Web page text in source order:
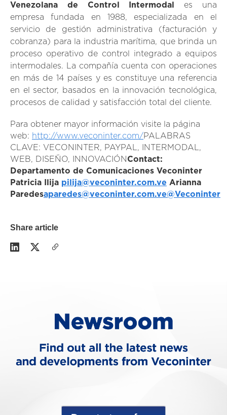
Venezolana de Control Intermodal
es una
empresa fundada en 1988, especializada en el
servicio de gestión administrativa (facturación y
cobranza) para la industria marítima, que brinda un
proceso operativo de control integrado a equipos
intermodales. La compañía cuenta con operaciones
en más de 14 países y es constituye una referencia
en el sector, basados en la innovación tecnológica,
procesos de calidad y satisfacción total del cliente.
Para obtener mayor información visite la página
web: http://www.veconinter.com/PALABRAS
CLAVE: VECONINTER, PAYPAL, INTERMODAL,
WEB, DISEÑO, INNOVACIÓNContact:
Departamento de Comunicaciones Veconinter
Patricia Ilija pilija@veconinter.com.ve Arianna
Paredesaparedes@veconinter.com.ve@Veconinter
Share article